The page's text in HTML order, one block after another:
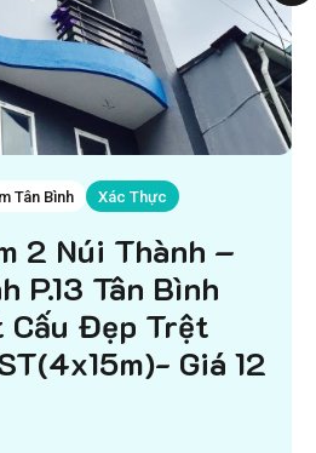
Tân Bình Xác Thực
2 Núi Thành –
P.13 Tân Bình
Cấu Đẹp Trệt
Giá 12